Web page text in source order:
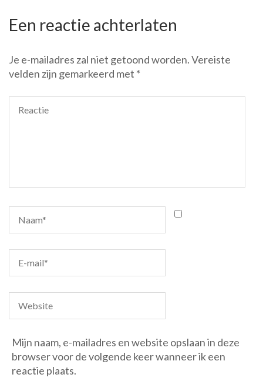
Een reactie achterlaten
Je e-mailadres zal niet getoond worden.Vereiste
velden zijn gemarkeerd met *
Mijn naam, e-mailadres en website opslaan in deze
browser voor de volgende keer wanneer ik een
reactie plaats.